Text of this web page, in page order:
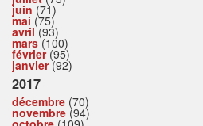
juin (71)
mai (75)
avril(93)
mars(100)
février(95)
janvier(92)
2017
décembre (70)
novembre (94)